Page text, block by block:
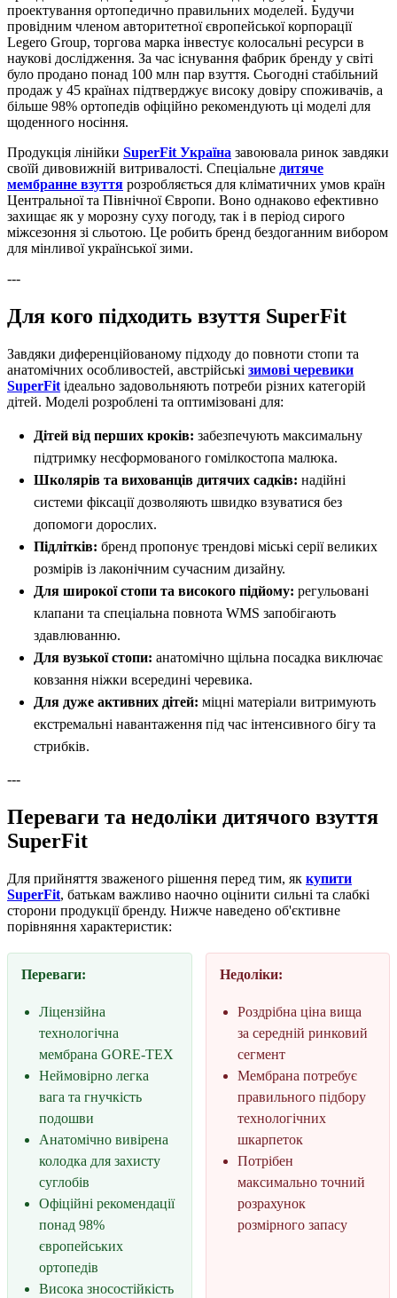
проектування ортопедично правильних моделей. Будучи
провідним членом авторитетної європейської корпорації
Legero Group, торгова марка інвестує колосальні ресурси в
наукові дослідження. За час існування фабрик бренду у світі
було продано понад 100 млн пар взуття. Сьогодні стабільний
продаж у 45 країнах підтверджує високу довіру споживачів, а
більше 98% ортопедів офіційно рекомендують ці моделі для
щоденного носіння.
Продукція лінійки SuperFit Україна завоювала ринок завдяки
своїй дивовижній витривалості. Спеціальне дитяче
мембранне взуття розробляється для кліматичних умов країн
Центральної та Північної Європи. Воно однаково ефективно
захищає як у морозну суху погоду, так і в період сирого
міжсезоння зі сльотою. Це робить бренд бездоганним вибором
для мінливої української зими.
---
Для кого підходить взуття SuperFit
Завдяки диференційованому підходу до повноти стопи та
анатомічних особливостей, австрійські зимові черевики
SuperFit ідеально задовольняють потреби різних категорій
дітей. Моделі розроблені та оптимізовані для:
Дітей від перших кроків: забезпечують максимальну
підтримку несформованого гомілкостопа малюка.
Школярів та вихованців дитячих садків: надійні
системи фіксації дозволяють швидко взуватися без
допомоги дорослих.
Підлітків: бренд пропонує трендові міські серії великих
розмірів із лаконічним сучасним дизайну.
Для широкої стопи та високого підйому: регульовані
клапани та спеціальна повнота WMS запобігають
здавлюванню.
Для вузької стопи: анатомічно щільна посадка виключає
ковзання ніжки всередині черевика.
Для дуже активних дітей: міцні матеріали витримують
екстремальні навантаження під час інтенсивного бігу та
стрибків.
---
Переваги та недоліки дитячого взуття
SuperFit
Для прийняття зваженого рішення перед тим, як купити
SuperFit, батькам важливо наочно оцінити сильні та слабкі
сторони продукції бренду. Нижче наведено об'єктивне
порівняння характеристик:
Переваги:
Ліцензійна
технологічна
мембрана GORE-TEX
Неймовірно легка
вага та гнучкість
подошви
Анатомічно вивірена
колодка для захисту
суглобів
Офіційні рекомендації
понад 98%
європейських
ортопедів
Висока зносостійкість
Недоліки:
Роздрібна ціна вища
за середній ринковий
сегмент
Мембрана потребує
правильного підбору
технологічних
шкарпеток
Потрібен
максимально точний
розрахунок
розмірного запасу